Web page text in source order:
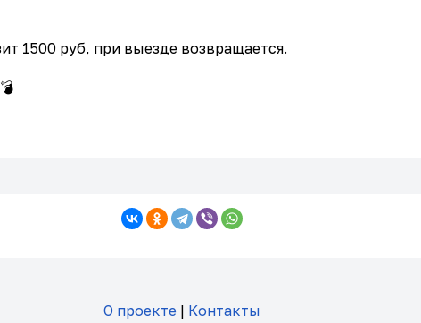
1500 руб, при выезде возвращается.
О проекте | Контакты